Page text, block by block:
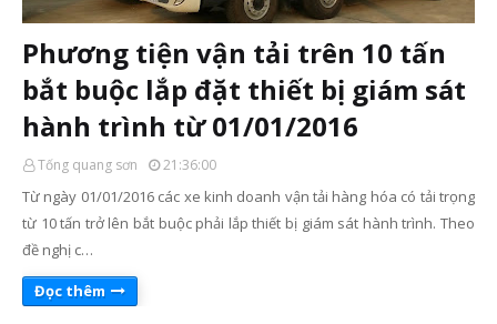
Phương tiện vận tải trên 10 tấn
bắt buộc lắp đặt thiết bị giám sát
hành trình từ 01/01/2016
Tống quang sơn 21:36:00
Từ ngày 01/01/2016 các xe kinh doanh vận tải hàng hóa có tải trọng
từ 10 tấn trở lên bắt buộc phải lắp thiết bị giám sát hành trình. Theo
đề nghị c…
Đọc thêm